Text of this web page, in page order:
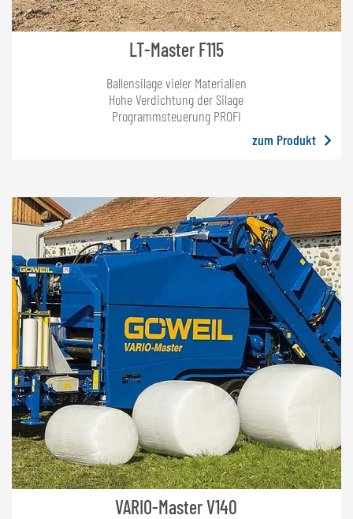
LT-Master F115
Ballensilage vieler Materialien
Hohe Verdichtung der Silage
Programmsteuerung PROFI
zum Produkt
VARIO-Master V140